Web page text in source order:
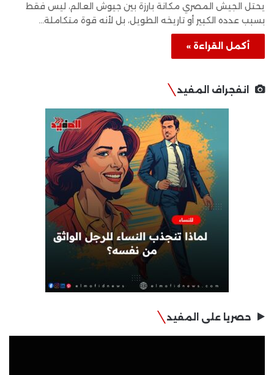
يحتل الجيش المصري مكانة بارزة بين جيوش العالم، ليس فقط
بسبب عدده الكبير أو تاريخه الطويل، بل لأنه قوة متكاملة…
أكمل القراءة »
انفجراف المفيد
حصريا على المفيد